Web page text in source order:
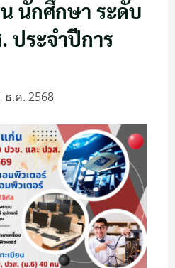
นักศึกษา ระดับ
ประจำปีการ
ธ.ค. 2568